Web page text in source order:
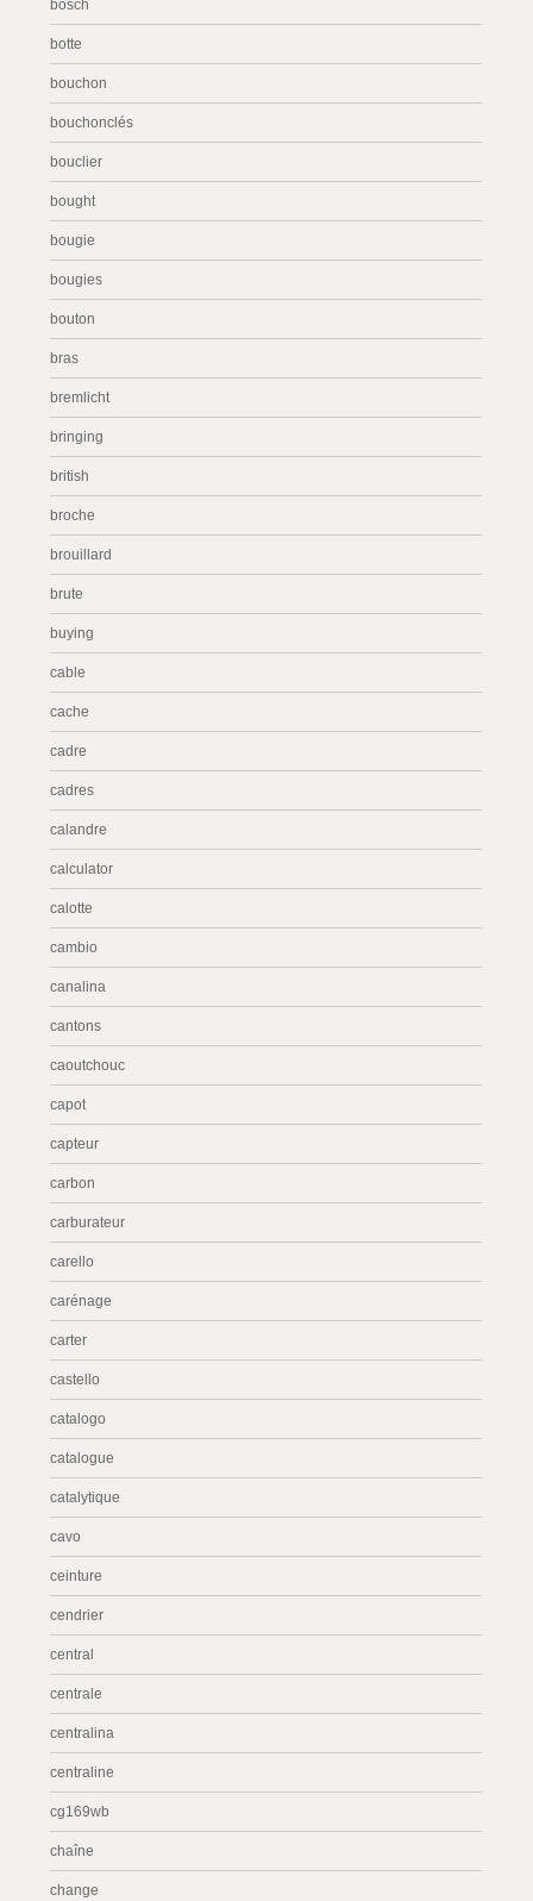
bosch
botte
bouchon
bouchonclés
bouclier
bought
bougie
bougies
bouton
bras
bremlicht
bringing
british
broche
brouillard
brute
buying
cable
cache
cadre
cadres
calandre
calculator
calotte
cambio
canalina
cantons
caoutchouc
capot
capteur
carbon
carburateur
carello
carénage
carter
castello
catalogo
catalogue
catalytique
cavo
ceinture
cendrier
central
centrale
centralina
centraline
cg169wb
chaîne
change